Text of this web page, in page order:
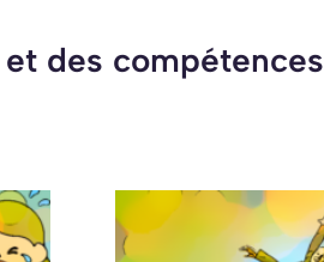
des compétences